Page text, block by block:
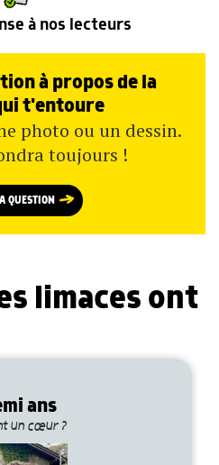
à nos lecteurs
à propos de la
t'entoure
photo ou un dessin.
toujours !
QUESTION
limaces ont
ans
un cœur ?